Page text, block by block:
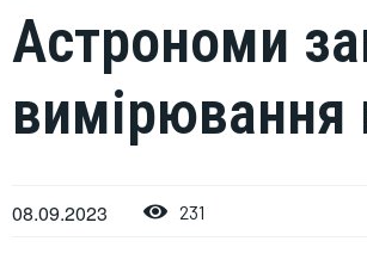
Астрономи
вимірювання
08.09.2023 231